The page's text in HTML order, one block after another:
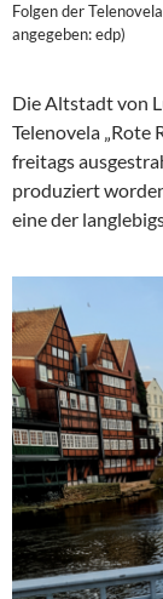
Folgen der
angegeben: edp)
Die Altstadt von
Telenovela „Rote
freitags
produziert
eine der